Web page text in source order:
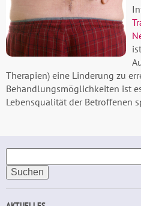
Therapien) eine Linderung zu
Behandlungsmöglichkeiten ist
Lebensqualität der Betroffenen
nach: